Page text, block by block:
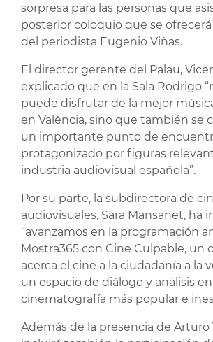
sorpresa para las personas que
posterior coloquio que se
del periodista Eugenio Viñas.
El director gerente del Palau,
explicado que en la Sala Rodrigo
puede disfrutar de la mejor
en València, sino que también se
un importante punto de
protagonizado por figuras
industria audiovisual española”.
Por su parte, la subdirectora de
audiovisuales, Sara Mansanet, ha
“avanzamos en la programación
Mostra365 con Cine Culpable, un
acerca el cine a la ciudadanía a la
un espacio de diálogo y análisis
cinematografía más popular e
Además de la presencia de Arturo